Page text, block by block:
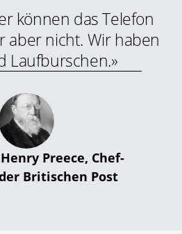
können das Telefon
aber nicht. Wir haben
Laufburschen.»
Preece, Chef-
Britischen Post